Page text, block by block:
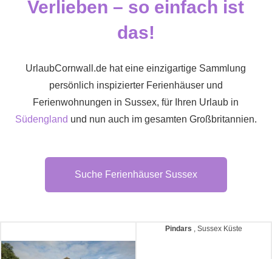
Verlieben – so einfach ist
das!
UrlaubCornwall.de hat eine einzigartige Sammlung
persönlich inspizierter Ferienhäuser und
Ferienwohnungen in Sussex, für Ihren Urlaub in
Südengland und nun auch im gesamten Großbritannien.
Suche Ferienhäuser Sussex
Pindars , Sussex Küste